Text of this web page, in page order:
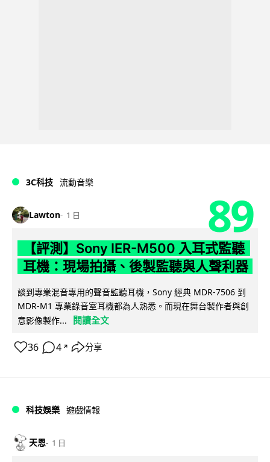
3C科技 流動音樂
Lawton 1 日 89
【評測】Sony IER-M500 入耳式監聽
耳機：現場拍攝、後製監聽與人聲利器
談到專業混音專用的聲音監聽耳機，Sony 經典 MDR-7506 到
MDR-M1 專業錄音室耳機都為人熟悉。而現在舞台製作者與創
意影像製作...
閱讀全文
36 4 ↗ 分享
科技娛樂 遊戲情報
天恩 1 日